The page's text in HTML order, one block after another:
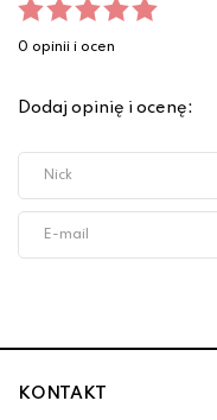
0 opinii i ocen
Dodaj opinię i ocenę:
KONTAKT